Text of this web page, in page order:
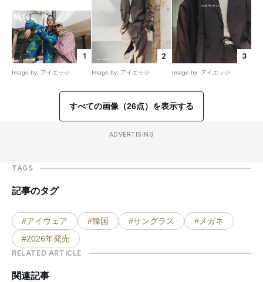
1
Image by: アイエッジ
2
Image by: アイエッジ
3
Image by: アイエッジ
すべての画像（26点）を表示する
ADVERTISING
TAGS
記事のタグ
#アイウェア #韓国 #サングラス
#メガネ
#2026年発売
RELATED ARTICLE
関連記事